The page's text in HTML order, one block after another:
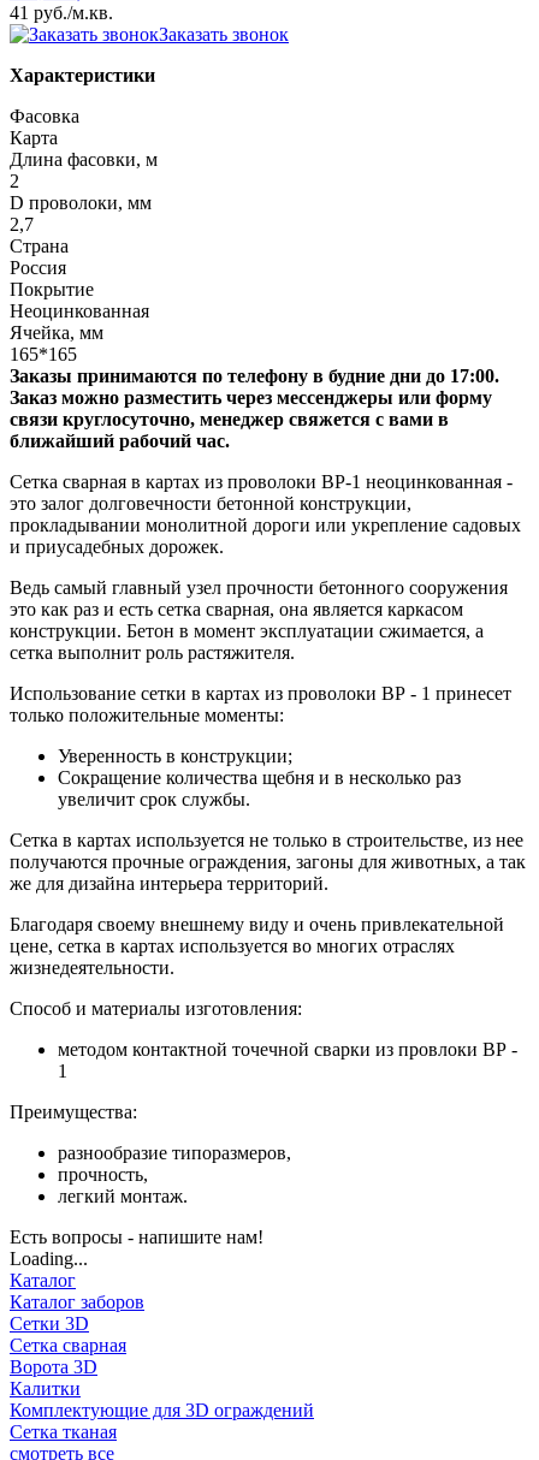
41 руб./м.кв.
Заказать звонок
Характеристики
Фасовка
Карта
Длина фасовки, м
2
D проволоки, мм
2,7
Страна
Россия
Покрытие
Неоцинкованная
Ячейка, мм
165*165
Заказы принимаются по телефону в будние дни до 17:00.
Заказ можно разместить через мессенджеры или форму
связи круглосуточно, менеджер свяжется с вами в
ближайший рабочий час.
Сетка сварная в картах из проволоки ВР-1 неоцинкованная -
это залог долговечности бетонной конструкции,
прокладывании монолитной дороги или укрепление садовых
и приусадебных дорожек.
Ведь самый главный узел прочности бетонного сооружения
это как раз и есть сетка сварная, она является каркасом
конструкции. Бетон в момент эксплуатации сжимается, а
сетка выполнит роль растяжителя.
Использование сетки в картах из проволоки ВР - 1 принесет
только положительные моменты:
Уверенность в конструкции;
Сокращение количества щебня и в несколько раз
увеличит срок службы.
Сетка в картах используется не только в строительстве, из нее
получаются прочные ограждения, загоны для животных, а так
же для дизайна интерьера территорий.
Благодаря своему внешнему виду и очень привлекательной
цене, сетка в картах используется во многих отраслях
жизнедеятельности.
Способ и материалы изготовления:
методом контактной точечной сварки из провлоки ВР -
1
Преимущества:
разнообразие типоразмеров,
прочность,
легкий монтаж.
Есть вопросы - напишите нам!
Loading...
Каталог
Каталог заборов
Сетки 3D
Сетка сварная
Ворота 3D
Калитки
Комплектующие для 3D ограждений
Сетка тканая
смотреть все